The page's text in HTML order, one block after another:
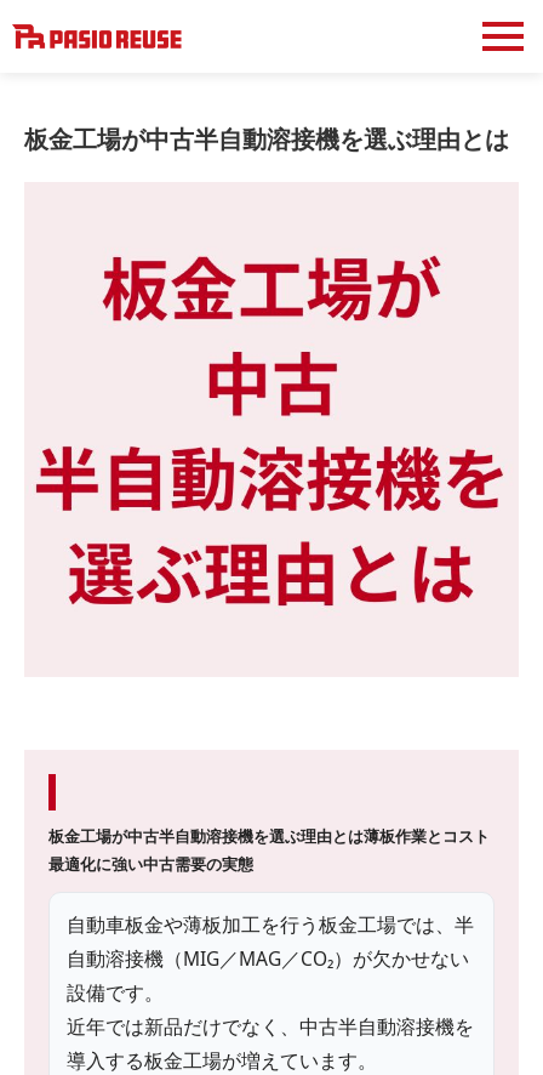
板金工場が中古半自動溶接機を選ぶ理由とは
板金工場が中古半自動溶接機を選ぶ理由とは薄板作業とコスト
最適化に強い中古需要の実態
自動車板金や薄板加工を行う板金工場では、半
自動溶接機（MIG／MAG／CO₂）が欠かせない
設備です。
近年では新品だけでなく、中古半自動溶接機を
導入する板金工場が増えています。